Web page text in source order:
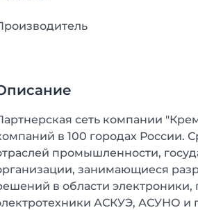
сеть компании
в 100 городах России.
промышленности,
занимающиеся
в области
АСКУЭ, АСУНО и